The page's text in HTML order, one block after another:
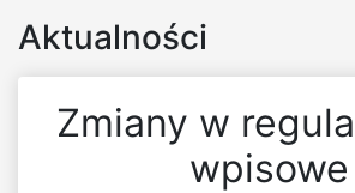
Aktualności
Zmiany w
wpisowe